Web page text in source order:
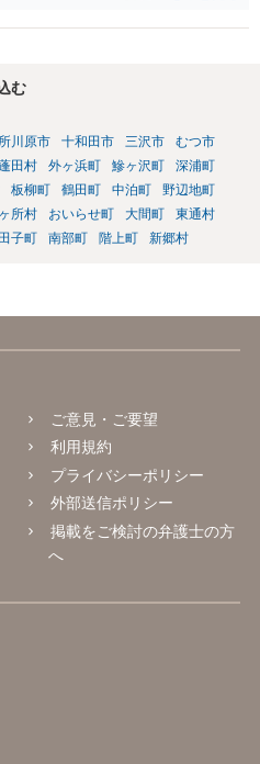
が許されているゲーム（海外の
む
川原市 十和田市 三沢市
むつ市
田村 外ヶ浜町 鰺ヶ沢町
深浦町
板柳町 鶴田町 中泊町
野辺地町
所村 おいらせ町 大間町
東通村
田子町 南部町 階上町 新郷村
ご意見・ご要望
利用規約
プライバシーポリシー
外部送信ポリシー
掲載をご検討の弁護士の方
へ